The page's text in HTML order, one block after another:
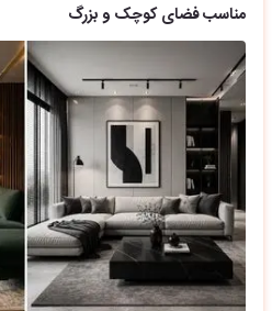
مناسب فضای کوچک و بزرگ